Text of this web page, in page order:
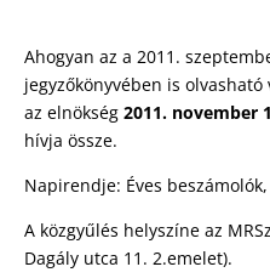
Ahogyan az a 2011.
jegyzőkönyvében is olvasható
az elnökség 2011. november
hívja össze.
Napirendje: Éves
A közgyűlés helyszíne az
Dagály utca 11. 2.emelet).